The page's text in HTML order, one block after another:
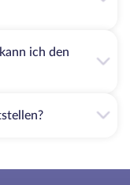
ich den